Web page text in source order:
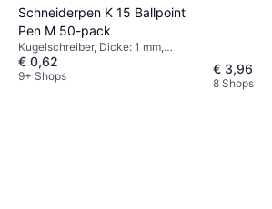
Schneiderpen K 15 Ballpoint
Pen M 50-pack
Kugelschreiber, Dicke: 1 mm,
Farbe: Mehrfarbig
€ 0,62
9+ Shops € 3,96
8 Shops